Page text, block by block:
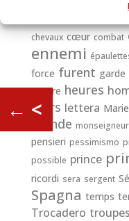
chevaux cœur combat
ennemi
force furent garde
guerre heures
jours lettera Marie
monde monseigneur
pensieri pessimismo
possible prince
ricordi sera sergent
Spagna temps
Trocadero troupes
← <